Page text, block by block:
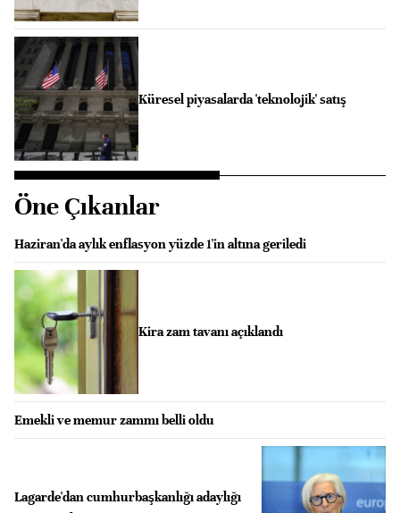
Küresel piyasalarda 'teknolojik' satış
Öne Çıkanlar
Haziran'da aylık enflasyon yüzde 1'in altına geriledi
Kira zam tavanı açıklandı
Emekli ve memur zammı belli oldu
Lagarde'dan cumhurbaşkanlığı adaylığı